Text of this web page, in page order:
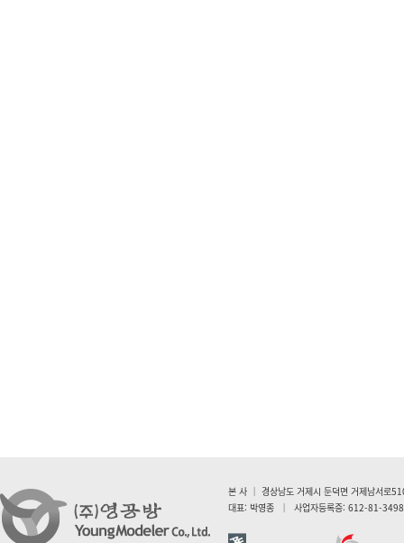
본 사 ｜ 경상남도 거제시 둔덕면 거제남
대표: 박영종
｜ 사업자등록증: 612-81-